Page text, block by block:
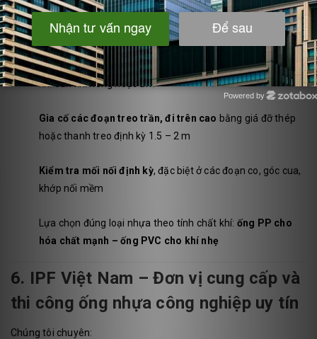
5. Một số lưu ý khi lắp đặt hệ thống
ống PP/PVC công nghiệp
Thiết kế độ dốc
phù hợp để tránh tụ nước ngưng, nhất là
khi dẫn khí nóng hoặc ẩm
Gia cố các đoạn treo trần, đi trên cao bằng giá đỡ thép
hoặc thanh treo định kỳ 1.5 – 2 m
Kiểm tra mối nối định kỳ, đặc biệt ở các đoạn co, góc cua,
khớp nối mềm
Lựa chọn đúng loại nhựa theo tính chất khí: ống PP cho
hóa chất mạnh – ống PVC cho khí nhẹ
6. IPF Việt Nam – Đơn vị cung cấp và
thi công ống nhựa công nghiệp uy tín
Chúng tôi chuyên:
Powered by